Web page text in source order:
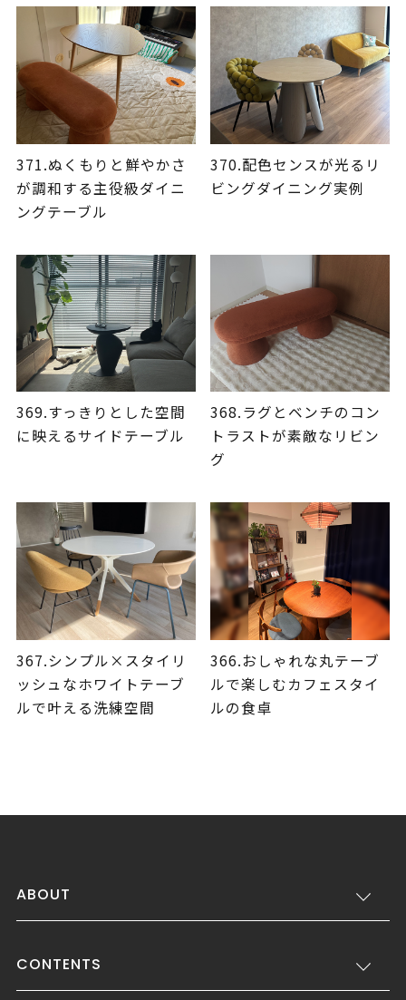
371.ぬくもりと鮮やかさ
が調和する主役級ダイニ
ングテーブル
370.配色センスが光るリ
ビングダイニング実例
369.すっきりとした空間
に映えるサイドテーブル
368.ラグとベンチのコン
トラストが素敵なリビン
グ
367.シンプル×スタイリ
ッシュなホワイトテーブ
ルで叶える洗練空間
366.おしゃれな丸テーブ
ルで楽しむカフェスタイ
ルの食卓
ABOUT
CONTENTS